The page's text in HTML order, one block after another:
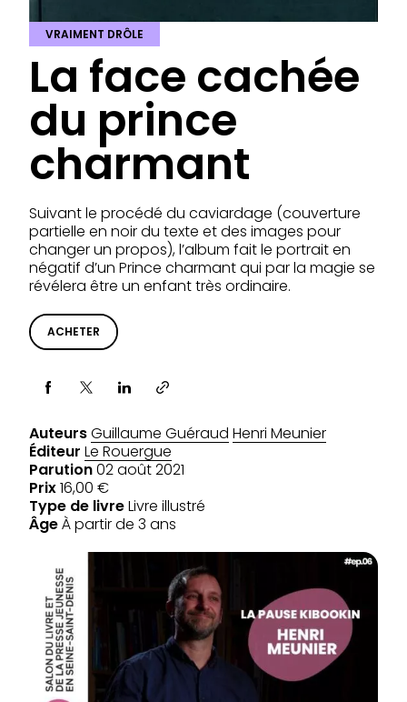
VRAIMENT DRÔLE
La face cachée
du prince
charmant
Suivant le procédé du caviardage (couverture
partielle en noir du texte et des images pour
changer un propos), l’album fait le portrait en
négatif d’un Prince charmant qui par la magie se
révélera être un enfant très ordinaire.
ACHETER
Partager via
AuteursGuillaume Guéraud Henri Meunier
Éditeur Le Rouergue
Parution02 août 2021
Prix16,00 €
Type de livreLivre illustré
ÂgeÀ partir de 3 ans